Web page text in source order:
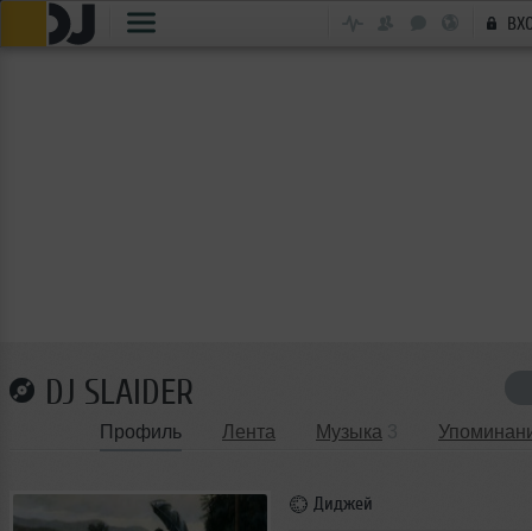
DJ SLAIDER
Профиль Лента Музыка
Диджей